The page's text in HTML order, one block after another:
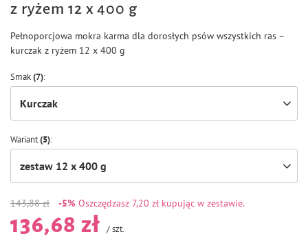
z ryżem 12 x 400 g
Pełnoporcjowa mokra karma dla dorosłych psów wszystkich ras –
kurczak z ryżem 12 x 400 g
Smak(7)
Kurczak
Wariant(5)
zestaw 12 x 400 g
143,88 zł -5% Oszczędzasz 7,20 zł kupując w zestawie.
136,68 zł /szt.